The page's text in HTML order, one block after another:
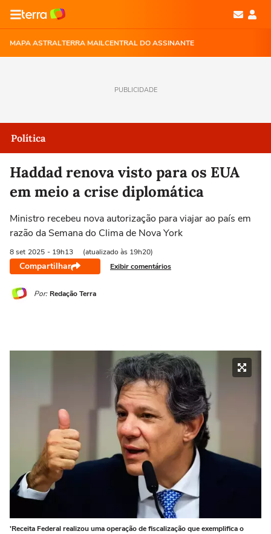
MAPA ASTRALTERRA MAILCENTRAL DO ASSINANTE
PUBLICIDADE
Política
Haddad renova visto para os EUA
em meio a crise diplomática
Ministro recebeu nova autorização para viajar ao país em
razão da Semana do Clima de Nova York
8 set 2025 - 19h13 (atualizado às 19h20)
Compartilhar Exibir comentários
Por: Redação Terra
'Receita Federal realizou uma operação de fiscalização que exemplifica o